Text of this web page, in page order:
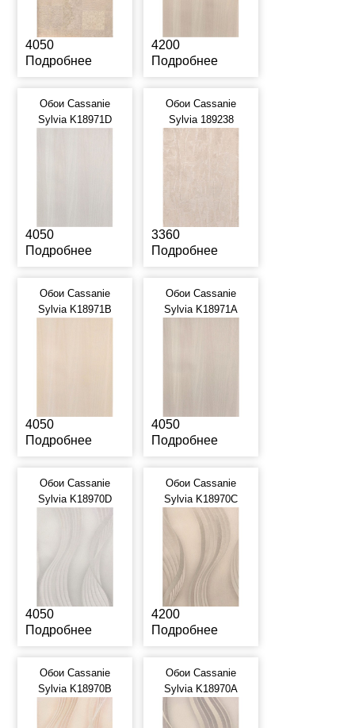
4050
Подробнее
4200
Подробнее
Обои Cassanie
Sylvia K18971D
4050
Подробнее
Обои Cassanie
Sylvia 189238
3360
Подробнее
Обои Cassanie
Sylvia K18971B
4050
Подробнее
Обои Cassanie
Sylvia K18971A
4050
Подробнее
Обои Cassanie
Sylvia K18970D
4050
Подробнее
Обои Cassanie
Sylvia K18970C
4200
Подробнее
Обои Cassanie
Sylvia K18970B
Обои Cassanie
Sylvia K18970A